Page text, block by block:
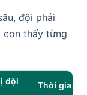
đội phải
con thấy từng
đội
Thời gian